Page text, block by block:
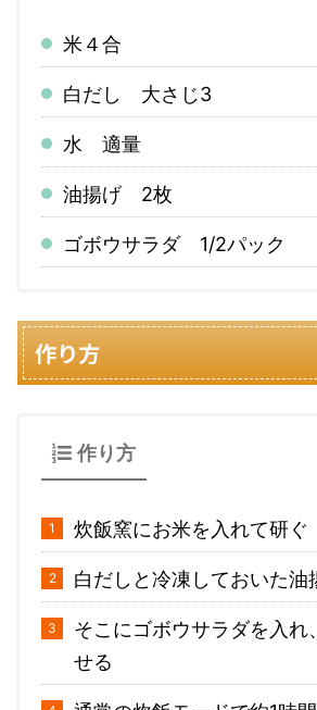
米４合
白だし 大さじ3
水 適量
油揚げ 2枚
ゴボウサラダ 1/2パック
作り方
作り方
炊飯窯にお米を入れて研ぐ
白だしと冷凍しておいた油
そこにゴボウサラダを入れ
せる